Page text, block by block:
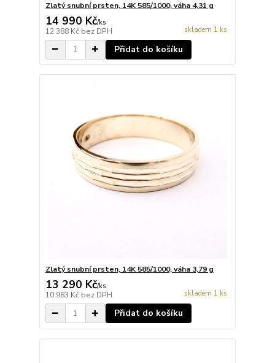
Zlatý snubní prsten, 14K 585/1000, váha 4,31 g
14 990 Kč/ks
12 388 Kč bez DPH skladem 1 ks
Přidat do košíku
Zlatý snubní prsten, 14K 585/1000, váha 3,79 g
13 290 Kč/ks
10 983 Kč bez DPH skladem 1 ks
Přidat do košíku